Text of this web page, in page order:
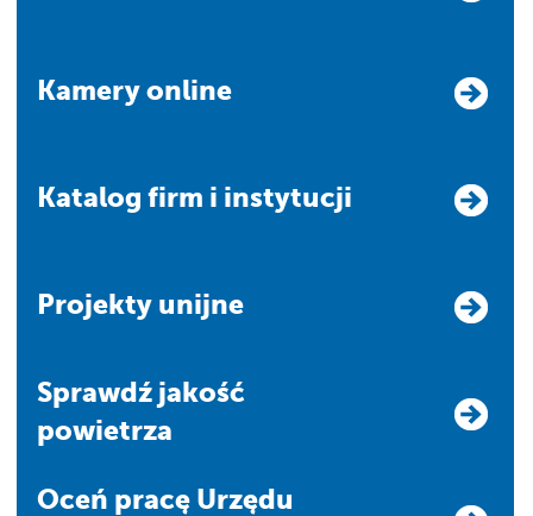
Kamery online
Katalog firm i instytucji
Projekty unijne
Sprawdź jakość
powietrza
Oceń pracę Urzędu